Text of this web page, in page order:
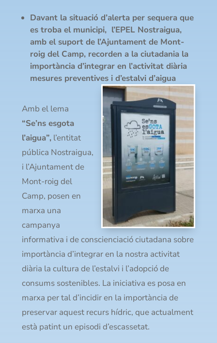
Davant la situació d’alerta per sequera que
es troba el municipi, l’EPEL Nostraigua,
amb el suport de l’Ajuntament de Mont-
roig del Camp, recorden a la ciutadania la
importància d’integrar en l’activitat diària
mesures preventives i d’estalvi d’aigua
Amb el lema
“Se’ns esgota
l’aigua”,l’entitat
pública Nostraigua,
i l’Ajuntament de
Mont-roig del
Camp, posen en
marxa una
campanya
informativa i de conscienciació ciutadana sobre
importància d’integrar en la nostra activitat
diària la cultura de l’estalvi i l’adopció de
consums sostenibles. La iniciativa es posa en
marxa per tal d’incidir en la importància de
preservar aquest recurs hídric, que actualment
està patint un episodi d’escassetat.